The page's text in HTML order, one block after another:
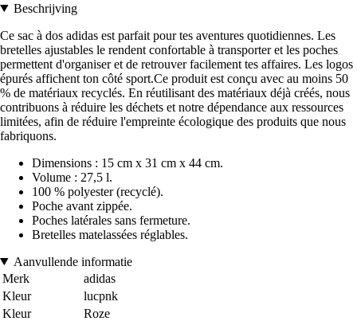
Beschrijving
Ce sac à dos adidas est parfait pour tes aventures quotidiennes. Les
bretelles ajustables le rendent confortable à transporter et les poches
permettent d'organiser et de retrouver facilement tes affaires. Les logos
épurés affichent ton côté sport.Ce produit est conçu avec au moins 50
% de matériaux recyclés. En réutilisant des matériaux déjà créés, nous
contribuons à réduire les déchets et notre dépendance aux ressources
limitées, afin de réduire l'empreinte écologique des produits que nous
fabriquons.
Dimensions : 15 cm x 31 cm x 44 cm.
Volume : 27,5 l.
100 % polyester (recyclé).
Poche avant zippée.
Poches latérales sans fermeture.
Bretelles matelassées réglables.
Aanvullende informatie
Merk
adidas
Kleur
lucpnk
Kleur
Roze